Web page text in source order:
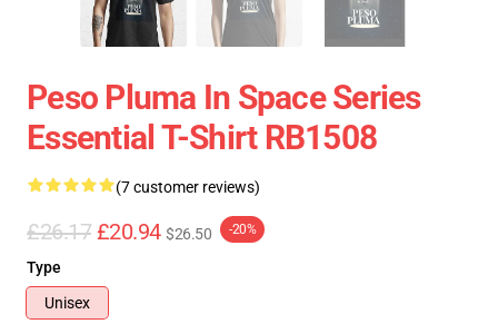
Peso Pluma In Space Series
Essential T-Shirt RB1508
(7 customer reviews)
£26.17 £20.94 $26.50 -20%
Type
Unisex